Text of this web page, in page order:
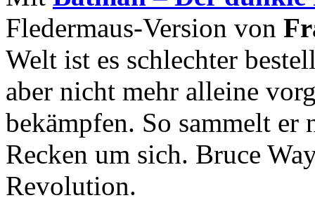
Fledermaus-Version von
Welt ist es schlechter
aber nicht mehr alleine
bekämpfen. So sammelt er
Recken um sich. Bruce
Revolution.